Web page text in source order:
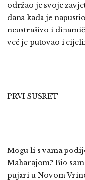
održao je svoje
dana kada je
neustrašivo i
već je putovao i
PRVI SUSRET
Mogu li s vama
Maharajom? Bio
pujari u Novom